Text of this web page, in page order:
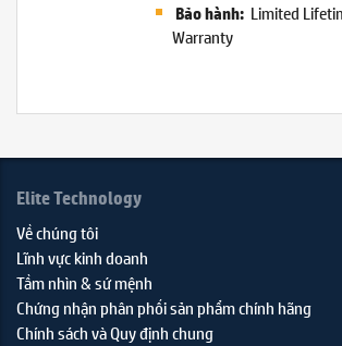
Bảo hành: Limited
Warranty
Elite Technology
Về chúng tôi
Lĩnh vực kinh doanh
Tầm nhìn & sứ mệnh
Chứng nhận phân phối sản phẩm chính hãng
Chính sách và Quy định chung